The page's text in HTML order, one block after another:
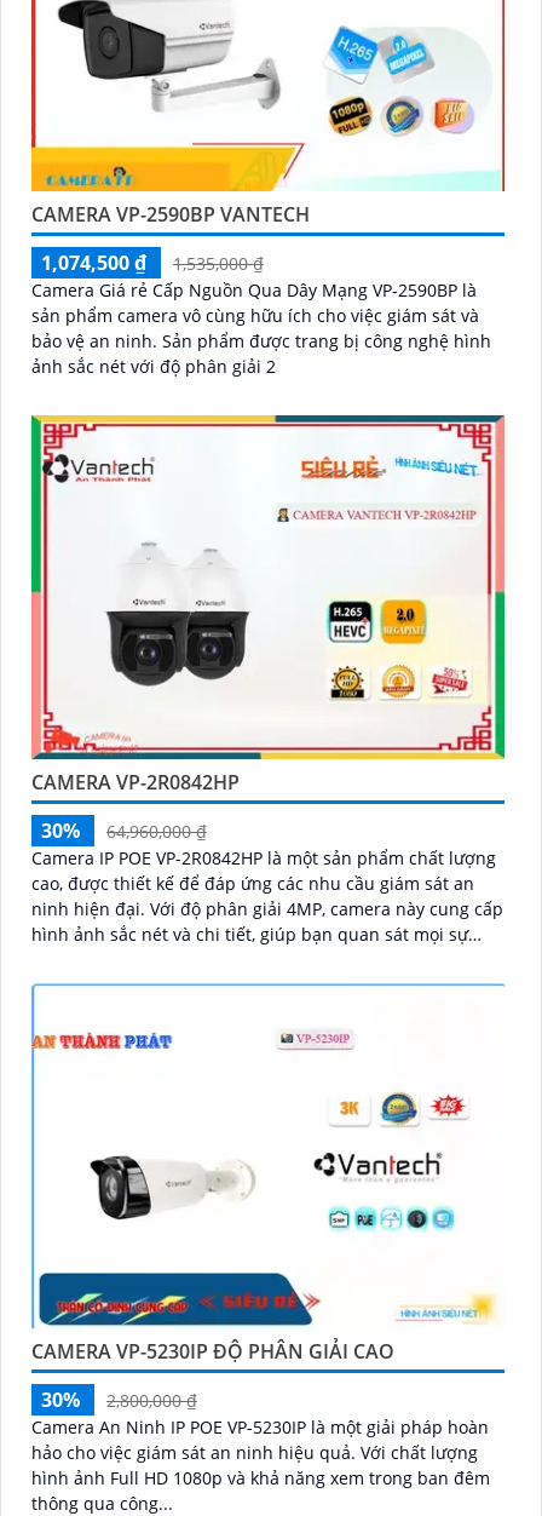
CAMERA VP-2590BP VANTECH
1,074,500 ₫
1,535,000 ₫
Camera Giá rẻ Cấp Nguồn Qua Dây Mạng VP-2590BP là
sản phẩm camera vô cùng hữu ích cho việc giám sát và
bảo vệ an ninh. Sản phẩm được trang bị công nghệ hình
ảnh sắc nét với độ phân giải 2
CAMERA VP-2R0842HP
30%
64,960,000 ₫
Camera IP POE VP-2R0842HP là một sản phẩm chất lượng
cao, được thiết kế để đáp ứng các nhu cầu giám sát an
ninh hiện đại. Với độ phân giải 4MP, camera này cung cấp
hình ảnh sắc nét và chi tiết, giúp bạn quan sát mọi sự
CAMERA VP-5230IP ĐỘ PHÂN GIẢI CAO
30%
2,800,000 ₫
Camera An Ninh IP POE VP-5230IP là một giải pháp hoàn
hảo cho việc giám sát an ninh hiệu quả. Với chất lượng
hình ảnh Full HD 1080p và khả năng xem trong ban đêm
thông qua công...